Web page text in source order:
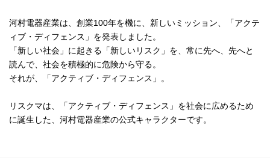
河村電器産業は、創業100年を機に、新しいミッション、「アクテ
ィブ・ディフェンス」を発表しました。
「新しい社会」に起きる「新しいリスク」を、常に先へ、先へと
読んで、社会を積極的に危険から守る。
それが、「アクティブ・ディフェンス」。
リスクマは、「アクティブ・ディフェンス」を社会に広めるため
に誕生した、河村電器産業の公式キャラクターです。